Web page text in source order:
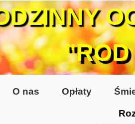
O nas Opłaty